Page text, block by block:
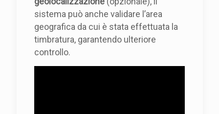
sistema può anche validare l’area
geografica da cui è stata effettuata la
timbratura, garantendo ulteriore
controllo.